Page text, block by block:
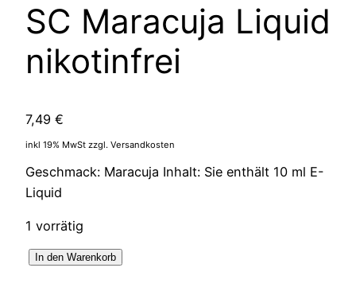
SC Maracuja Liquid
nikotinfrei
7,49 €
inkl 19% MwSt zzgl. Versandkosten
Geschmack: Maracuja Inhalt: Sie enthält 10 ml E-
Liquid
1 vorrätig
SCIn den Warenkorb